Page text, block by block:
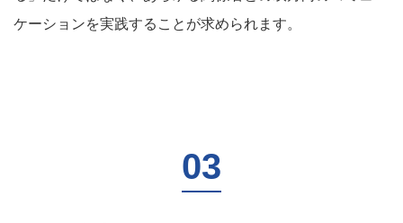
ケーションを実践することが求められます。